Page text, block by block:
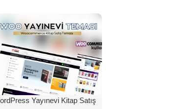
Yayınevi Kitap Satış